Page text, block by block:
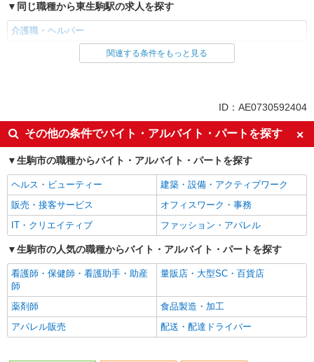
同じ職種から東生駒駅の求人を探す
介護職・ヘルパー
同じ雇用形態から東生駒駅の求人を探す
入社日応相談
未経験歓迎
経験者・有資格者歓迎
新卒・第二新卒歓迎
女性活躍中
主婦・主夫歓迎
フリーター歓迎
学歴不問
ブランクOK
ミドル（40代～）活躍中
エルダー（50代～）活躍中
シニア（60代～）活躍中
高収入・高額
ボーナス・賞与あり
昇給あり
完全週休2日制
フルタイム歓迎
駅直結・駅チカ
車通勤OK
バイク通勤OK
自転車通勤OK
関連する条件をもっと見る
ID：AE0730592404
その他の条件でバイト・アルバイト・パートを探す
生駒市の職種からバイト・アルバイト・パートを探す
ヘルス・ビューティー
建築・設備・アクティブワーク
販売・接客サービス
オフィスワーク・事務
IT・クリエイティブ
ファッション・アパレル
生駒市の人気の職種からバイト・アルバイト・パートを探す
看護師・保健師・看護助手・助産
師
量販店・大型SC・百貨店
薬剤師
食品製造・加工
アパレル販売
配送・配達ドライバー